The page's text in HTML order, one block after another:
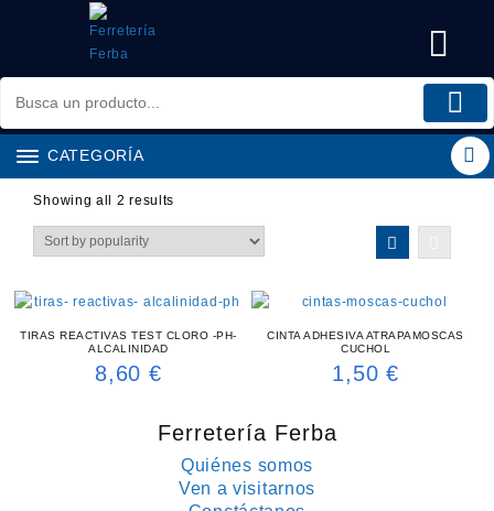
CATEGORÍA
Showing all 2 results
TIRAS REACTIVAS TEST CLORO -PH-
ALCALINIDAD
8,60 €
CINTA ADHESIVA ATRAPAMOSCAS
CUCHOL
1,50 €
Ferretería Ferba
Quiénes somos
Ven a visitarnos